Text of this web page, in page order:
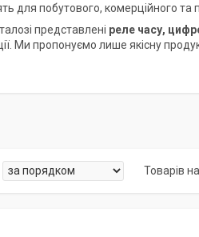
для побутового, комерційного та
представлені реле часу,
Ми пропонуємо лише якісну